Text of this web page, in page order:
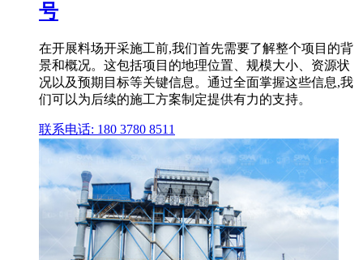
号
在开展料场开采施工前,我们首先需要了解整个项目的背
景和概况。这包括项目的地理位置、规模大小、资源状
况以及预期目标等关键信息。通过全面掌握这些信息,我
们可以为后续的施工方案制定提供有力的支持。
联系电话: 180 3780 8511